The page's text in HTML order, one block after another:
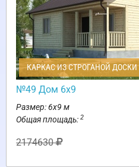
КАРКАС ИЗ СТРОГАНОЙ ДОСКИ
№49 Дом 6х9
Размер: 6х9 м
Общая площадь: 2
2174630